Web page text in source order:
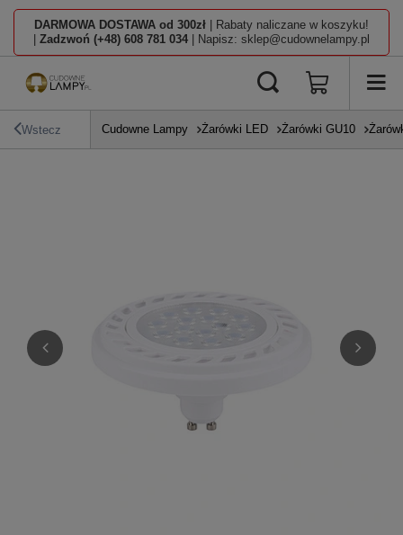
DARMOWA DOSTAWA od 300zł | Rabaty naliczane w koszyku!
Zadzwoń (+48) 608 781 034 | Napisz: sklep@cudownelampy.pl
Wstecz Cudowne Lampy Żarówki LED Żarówki GU10